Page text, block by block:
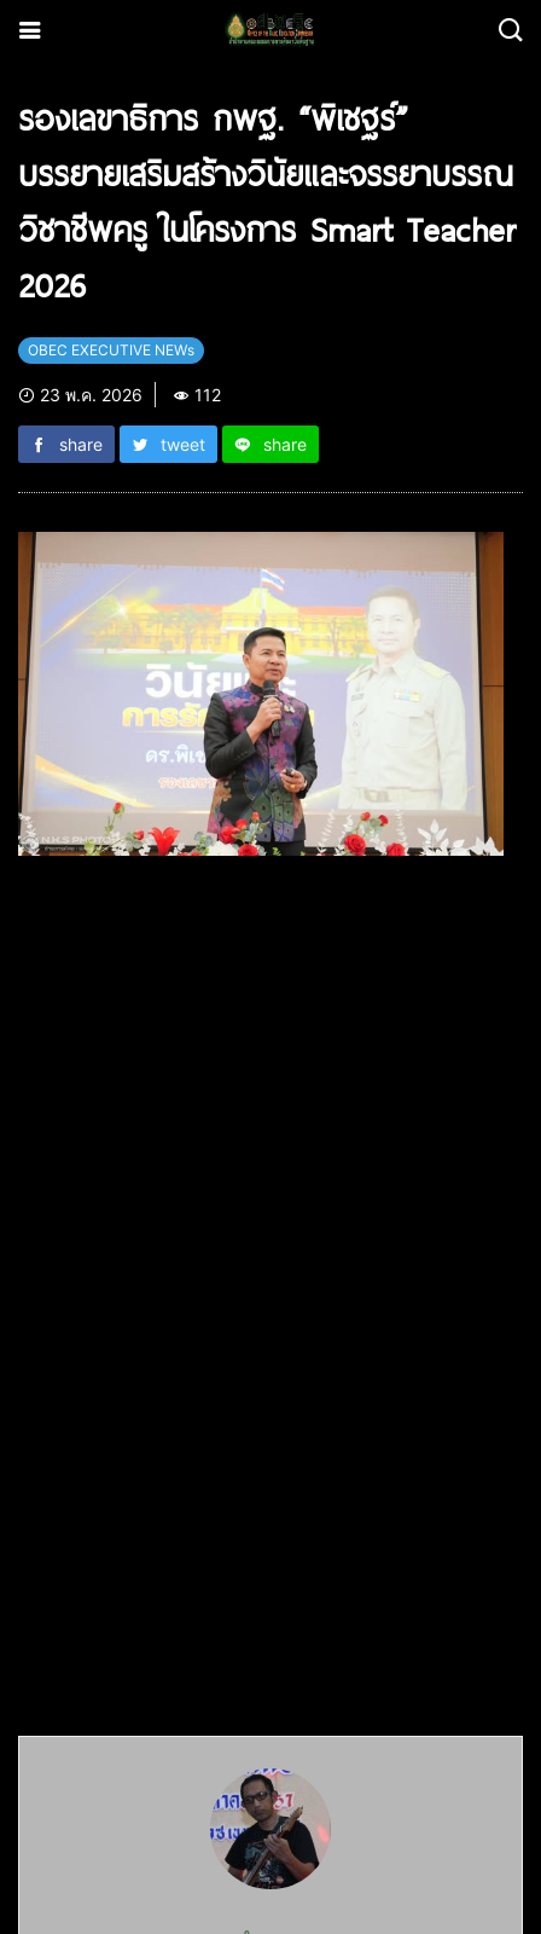
รองเลขาธิการ กพฐ. “พิเชฐร์”
บรรยายเสริมสร้างวินัยและจรรยาบรรณ
วิชาชีพครู ในโครงการ Smart Teacher
2026
OBEC EXECUTIVE NEWs
23 พ.ค. 2026 112
share tweet share